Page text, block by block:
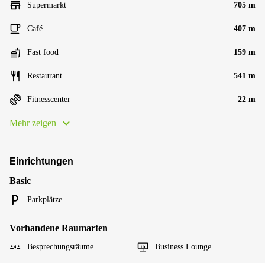
Supermarkt 705 m
Café 407 m
Fast food 159 m
Restaurant 541 m
Fitnesscenter 22 m
Mehr zeigen
Einrichtungen
Basic
Parkplätze
Vorhandene Raumarten
Besprechungsräume Business Lounge